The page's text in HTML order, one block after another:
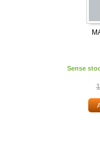
Sense